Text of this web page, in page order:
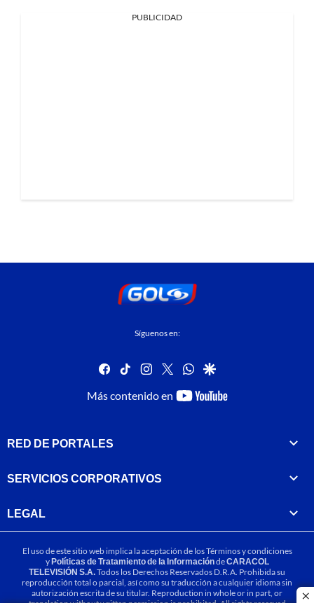
PUBLICIDAD
Síguenos en:
facebook
tiktok instagram
twitterwhatsapp
google
Más contenido en
youtube-
RED DE PORTALES
SERVICIOS CORPORATIVOS
LEGAL
El uso de este sitio web implica la aceptación de losTérminos y condiciones
yPolíticas de Tratamiento de la InformacióndeCARACOL
TELEVISIÓN S.A.Todos los Derechos Reservados D.R.A. Prohibida su
reproducción total o parcial, así como su traducción a cualquier idioma sin
autorización escrita de su titular. Reproduction in whole or in part, or